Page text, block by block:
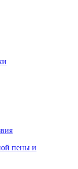
пены и